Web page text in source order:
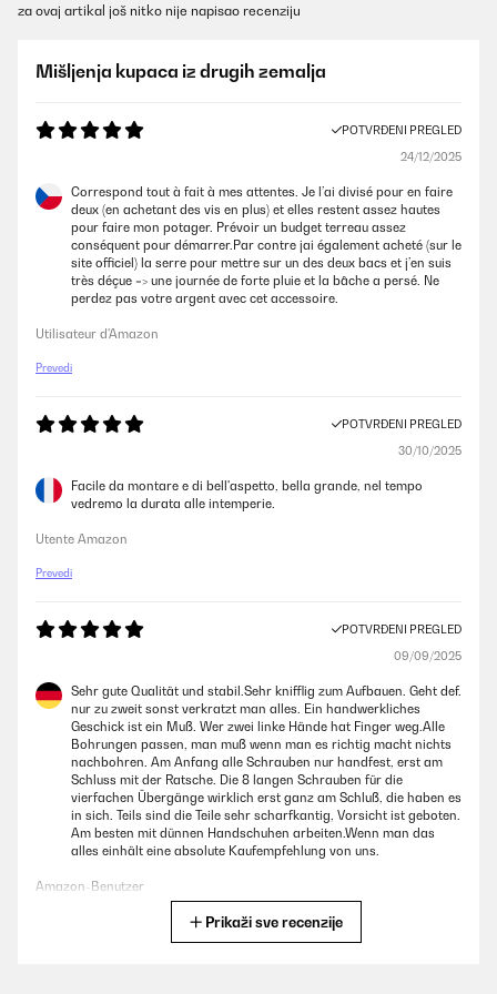
za ovaj artikal još nitko nije napisao recenziju
Mišljenja kupaca iz drugih zemalja
POTVRĐENI PREGLED
24/12/2025
Correspond tout à fait à mes attentes. Je l’ai divisé pour en faire
deux (en achetant des vis en plus) et elles restent assez hautes
pour faire mon potager. Prévoir un budget terreau assez
conséquent pour démarrer.Par contre jai également acheté (sur le
site officiel) la serre pour mettre sur un des deux bacs et j’en suis
très déçue => une journée de forte pluie et la bâche a persé. Ne
perdez pas votre argent avec cet accessoire.
Utilisateur d'Amazon
Prevedi
POTVRĐENI PREGLED
30/10/2025
Facile da montare e di bell'aspetto, bella grande, nel tempo
vedremo la durata alle intemperie.
Utente Amazon
Prevedi
POTVRĐENI PREGLED
09/09/2025
Sehr gute Qualität und stabil.Sehr knifflig zum Aufbauen. Geht def.
nur zu zweit sonst verkratzt man alles. Ein handwerkliches
Geschick ist ein Muß. Wer zwei linke Hände hat Finger weg.Alle
Bohrungen passen, man muß wenn man es richtig macht nichts
nachbohren. Am Anfang alle Schrauben nur handfest, erst am
Schluss mit der Ratsche. Die 8 langen Schrauben für die
vierfachen Übergänge wirklich erst ganz am Schluß, die haben es
in sich. Teils sind die Teile sehr scharfkantig, Vorsicht ist geboten.
Am besten mit dünnen Handschuhen arbeiten.Wenn man das
alles einhält eine absolute Kaufempfehlung von uns.
Amazon-Benutzer
Prikaži sve recenzije